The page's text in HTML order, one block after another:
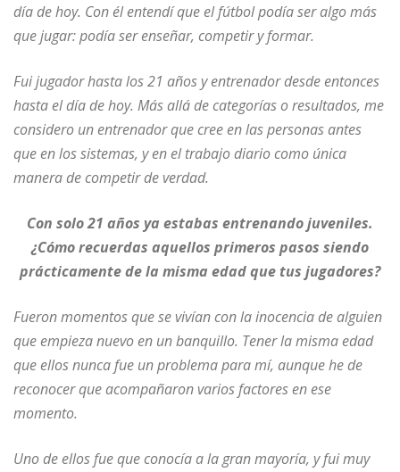
día de hoy. Con él entendí que el fútbol podía ser algo más
que jugar: podía ser enseñar, competir y formar.
Fui jugador hasta los 21 años y entrenador desde entonces
hasta el día de hoy. Más allá de categorías o resultados, me
considero un entrenador que cree en las personas antes
que en los sistemas, y en el trabajo diario como única
manera de competir de verdad.
Con solo 21 años ya estabas entrenando juveniles.
¿Cómo recuerdas aquellos primeros pasos siendo
prácticamente de la misma edad que tus jugadores?
Fueron momentos que se vivían con la inocencia de alguien
que empieza nuevo en un banquillo. Tener la misma edad
que ellos nunca fue un problema para mí, aunque he de
reconocer que acompañaron varios factores en ese
momento.
Uno de ellos fue que conocía a la gran mayoría, y fui muy